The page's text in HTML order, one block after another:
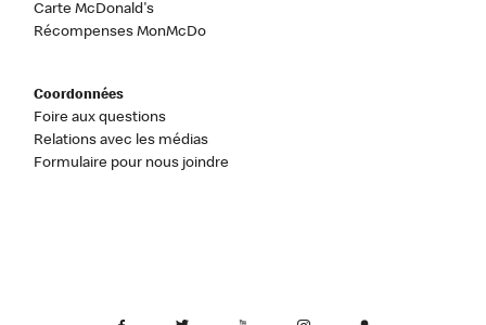
Carte McDonald's
Récompenses MonMcDo
Coordonnées
Foire aux questions
Relations avec les médias
Formulaire pour nous joindre